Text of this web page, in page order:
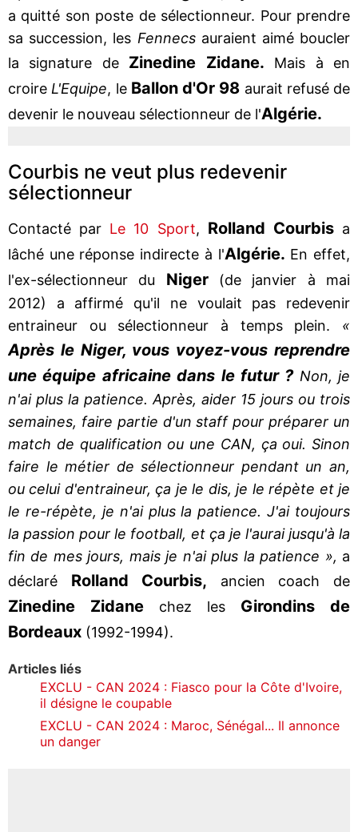
a quitté son poste de sélectionneur. Pour prendre
sa succession, les Fennecsauraient aimé boucler
la signature de Zinedine Zidane. Mais à en
croire L'Equipe, le Ballon d'Or 98 aurait refusé de
devenir le nouveau sélectionneur de l'Algérie.
Courbis ne veut plus redevenir
sélectionneur
Contacté par Le 10 Sport, Rolland Courbisa
lâché une réponse indirecte à l'Algérie. En effet,
l'ex-sélectionneur du Niger(de janvier à mai
2012) a affirmé qu'il ne voulait pas redevenir
entraineur ou sélectionneur à temps plein. «
Après le Niger, vous voyez-vous reprendre
une équipe africaine dans le futur ?Non, je
n'ai plus la patience. Après, aider 15 jours ou trois
semaines, faire partie d'un staff pour préparer un
match de qualification ou une CAN, ça oui. Sinon
faire le métier de sélectionneur pendant un an,
ou celui d'entraineur, ça je le dis, je le répète et je
le re-répète, je n'ai plus la patience. J'ai toujours
la passion pour le football, et ça je l'aurai jusqu'à la
fin de mes jours, mais je n'ai plus la patience », a
déclaré Rolland Courbis, ancien coach de
Zinedine Zidane chez les Girondins de
Bordeaux (1992-1994).
Articles liés
EXCLU - CAN 2024 : Fiasco pour la Côte d'Ivoire,
il désigne le coupable
EXCLU - CAN 2024 : Maroc, Sénégal... Il annonce
un danger